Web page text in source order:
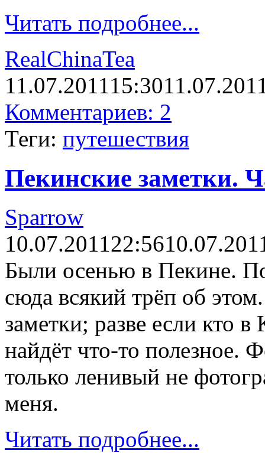
Читать подробнее...
RealChinaTea
11.07.201115:30
Комментариев: 2
Теги: путешествия
Пекинские заметки.
Sparrow
10.07.201122:56
Были осенью в Пекине.
сюда всякий трёп об
заметки; разве если кто
найдёт что-то полезное.
только ленивый не
меня.
Читать подробнее...